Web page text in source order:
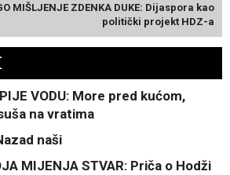
MIŠLJENJE ZDENKA DUKE: Dijaspora kao
politički projekt HDZ-a
VODU: More pred kućom,
na vratima
naši
MIJENJA STVAR: Priča o Hodži